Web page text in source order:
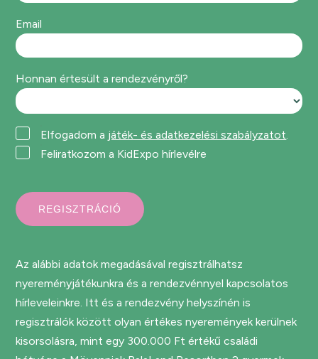
Email
Honnan értesült a rendezvényről?
Elfogadom a játék- és adatkezelési szabályzatot.
Feliratkozom a KidExpo hírlevélre
REGISZTRÁCIÓ
Az alábbi adatok megadásával regisztrálhatsz
nyereményjátékunkra és a rendezvénnyel kapcsolatos
hírleveleinkre. Itt és a rendezvény helyszínén is
regisztrálók között olyan értékes nyeremények kerülnek
kisorsolásra, mint egy 300.000 Ft értékű családi